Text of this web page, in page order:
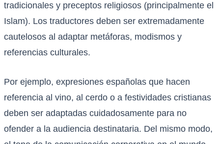
tradicionales y preceptos religiosos (principalmente el
Islam). Los traductores deben ser extremadamente
cautelosos al adaptar metáforas, modismos y
referencias culturales.
Por ejemplo, expresiones españolas que hacen
referencia al vino, al cerdo o a festividades cristianas
deben ser adaptadas cuidadosamente para no
ofender a la audiencia destinataria. Del mismo modo,